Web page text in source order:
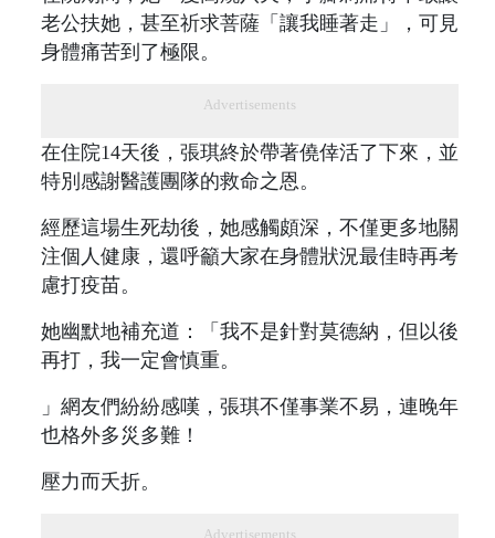
老公扶她，甚至祈求菩薩「讓我睡著走」，可見
身體痛苦到了極限。
Advertisements
在住院14天後，張琪終於帶著僥倖活了下來，並
特別感謝醫護團隊的救命之恩。
經歷這場生死劫後，她感觸頗深，不僅更多地關
注個人健康，還呼籲大家在身體狀況最佳時再考
慮打疫苗。
她幽默地補充道：「我不是針對莫德納，但以後
再打，我一定會慎重。
」網友們紛紛感嘆，張琪不僅事業不易，連晚年
也格外多災多難！
壓力而夭折。
Advertisements